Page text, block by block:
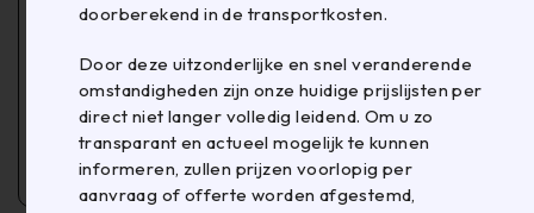
kans op productschade en een ontevreden klant
en veiliger als een product in één keer in de juiste
conditie op plaats van bestemming belandt.
LEES MEER
doorberekend in de transportkosten.
Door deze uitzonderlijke en snel veranderende
omstandigheden zijn onze huidige prijslijsten per
direct niet langer volledig leidend. Om u zo
transparant en actueel mogelijk te kunnen
informeren, zullen prijzen voorlopig per
aanvraag of offerte worden afgestemd,